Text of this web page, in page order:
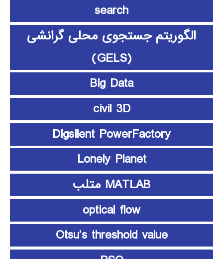
search
الگوریتم جستجوی محلی گرانشی
(GELS)
Big Data
civil 3D
Digsilent PowerFactory
Lonely Planet
MATLAB متلب
optical flow
Otsu’s threshold value